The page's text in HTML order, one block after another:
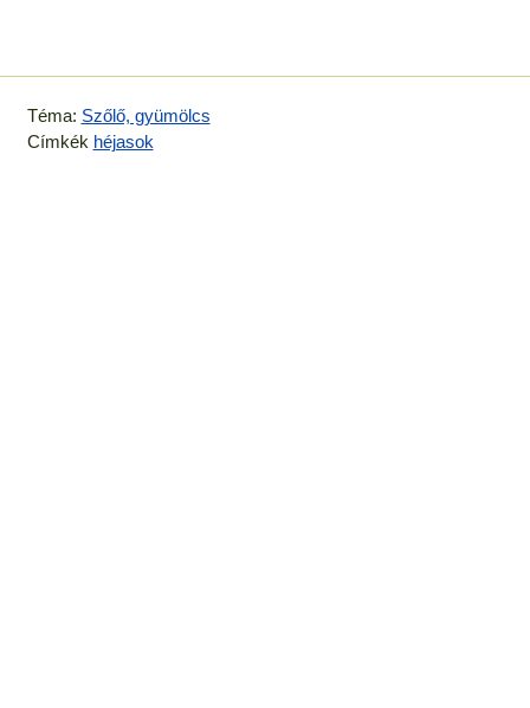
Téma: Szőlő, gyümölcs
Címkék héjasok